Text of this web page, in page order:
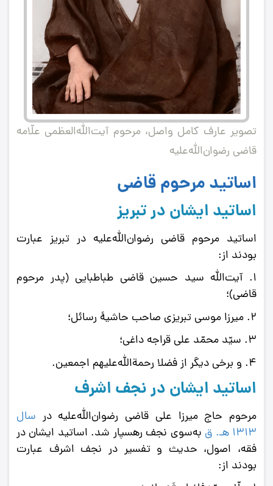
تصویر عارف کامل واصل، مرحوم آیت‌الله‌العظمی علّامه
قاضی رضوان‌الله‌علیه
اساتید مرحوم قاضی
اساتید ایشان در تبریز
اساتید مرحوم قاضی رضوان‌الله‌علیه در تبریز عبارت
بودند از:
1. آیت‌الله سید حسین قاضی طباطبایی (پدر مرحوم
قاضی)؛
2. میرزا موسی تبریزی صاحب حاشیۀ رسائل؛
3. سیّد محمّد علی قراجه داغی؛
4. و برخی دیگر از فضلا رحمة‌الله‌علیهم اجمعین.
اساتید ایشان در نجف اشرف
مرحوم حاج میرزا‌ علی قاضی رضوان‌الله‌علیه در سال
١٣١٣ ه‍ـ. ق
به‌سوی نجف رهسپار شد. اساتید ایشان در
فقه، اصول، حدیث و تفسیر در نجف اشرف عبارت
بودند از: